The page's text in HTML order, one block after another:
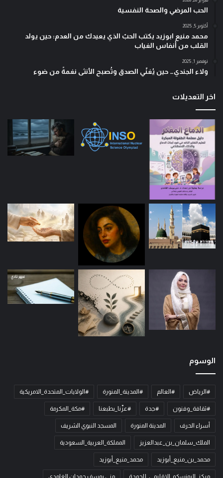
الحب المرضي والصحة النفسية
أكتوبر 5, 2025
محمد منيع ابوزيد يكتب الحبّ الذي يعيدك من العدم: حين يولد
القلب من أنفاس الغياب
نوفمبر 1, 2025
ولاء الجندي… حين يُغنّي الصدق وتُصبح الأنثى نغمةً من ضوء
اخر التعديلات
الوسوم
#الرياض #العالم #المدينة_المنورة #الولايات_المتحدة_الامريكية
#ثقافة_وفنون #جدة #عزّنا_بطبعنا #مكة_المكرمة
أسراء الحرف المدينة المنورة المسجد النبوي الشريف
الملك_سلمان_بن_عبدالعزيز المملكة_العربية_السعودية
محمد_بن_منيع_أبوزيد محمد_منيع_أبوزيد